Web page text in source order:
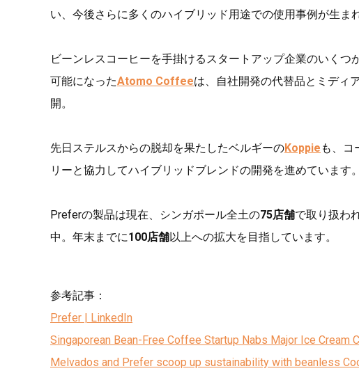
い、今後さらに多くのハイブリッド用途での使用事例が生ま
ビーンレスコーヒーを手掛けるスタートアップ企業のいく
可能になったAtomo Coffeeは、自社開発の代替品とミディ
開。
先日ステルスからの脱却を果たしたベルギーのKoppie も、コ
リーと協力してハイブリッドブレンドの開発を進めています。
Preferの製品は現在、シンガポール全土の75店舗で取り扱わ
中。年末までに100店舗以上への拡大を目指しています。
参考記事：
Prefer | LinkedIn
Singaporean Bean-Free Coffee Startup Nabs Major Ice Cream
Melvados and Prefer scoop up sustainability with beanless